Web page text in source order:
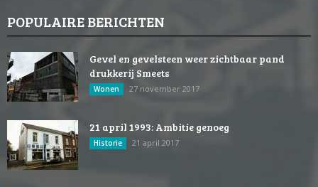
POPULAIRE BERICHTEN
Gevel en gevelsteen weer zichtbaar pand
drukkerij Smeets
Wonen 27 november 2017
21 april 1993: Ambitie genoeg
Historie 21 april 2017